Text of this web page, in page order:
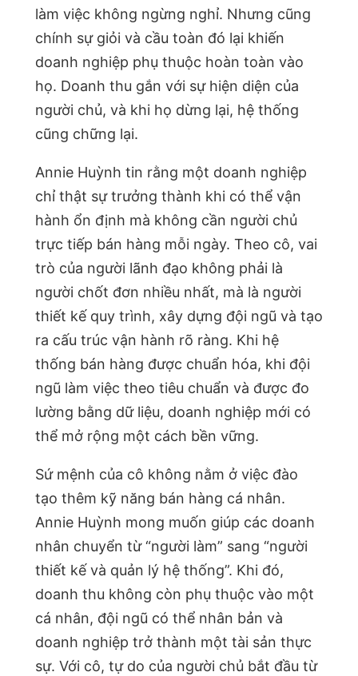
làm việc không ngừng nghỉ. Nhưng cũng
chính sự giỏi và cầu toàn đó lại khiến
doanh nghiệp phụ thuộc hoàn toàn vào
họ. Doanh thu gắn với sự hiện diện của
người chủ, và khi họ dừng lại, hệ thống
cũng chững lại.
Annie Huỳnh tin rằng một doanh nghiệp
chỉ thật sự trưởng thành khi có thể vận
hành ổn định mà không cần người chủ
trực tiếp bán hàng mỗi ngày. Theo cô, vai
trò của người lãnh đạo không phải là
người chốt đơn nhiều nhất, mà là người
thiết kế quy trình, xây dựng đội ngũ và tạo
ra cấu trúc vận hành rõ ràng. Khi hệ
thống bán hàng được chuẩn hóa, khi đội
ngũ làm việc theo tiêu chuẩn và được đo
lường bằng dữ liệu, doanh nghiệp mới có
thể mở rộng một cách bền vững.
Sứ mệnh của cô không nằm ở việc đào
tạo thêm kỹ năng bán hàng cá nhân.
Annie Huỳnh mong muốn giúp các doanh
nhân chuyển từ “người làm” sang “người
thiết kế và quản lý hệ thống”. Khi đó,
doanh thu không còn phụ thuộc vào một
cá nhân, đội ngũ có thể nhân bản và
doanh nghiệp trở thành một tài sản thực
sự. Với cô, tự do của người chủ bắt đầu từ